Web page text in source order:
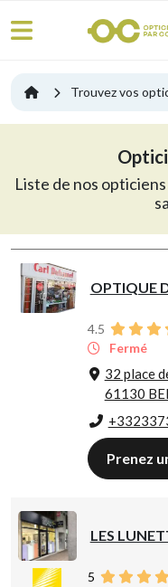
Trouvez vos
Liste de nos
OPTIQUE
4.5
Fermé
32 place
61130
Prenez
LES
5